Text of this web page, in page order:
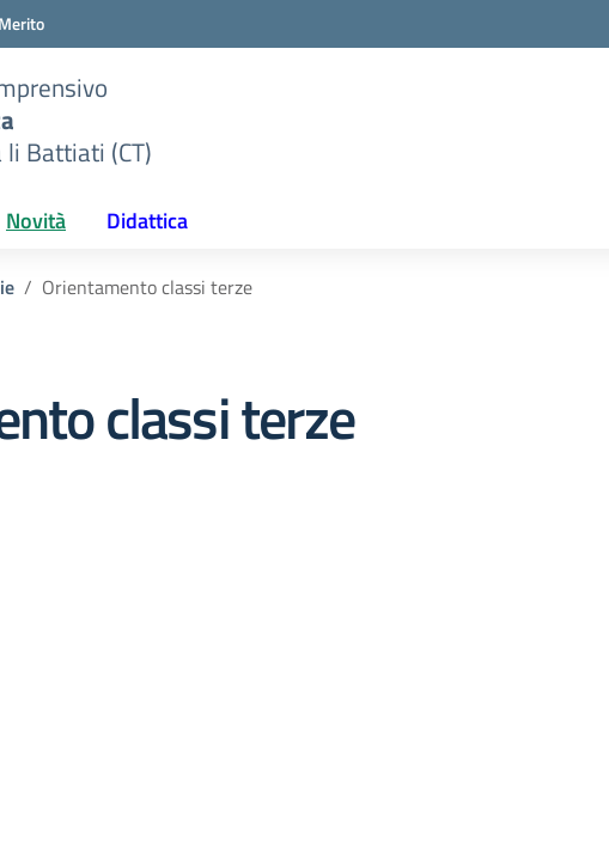
Battiati (CT)
Novità Didattica
Orientamento classi terze
classi terze